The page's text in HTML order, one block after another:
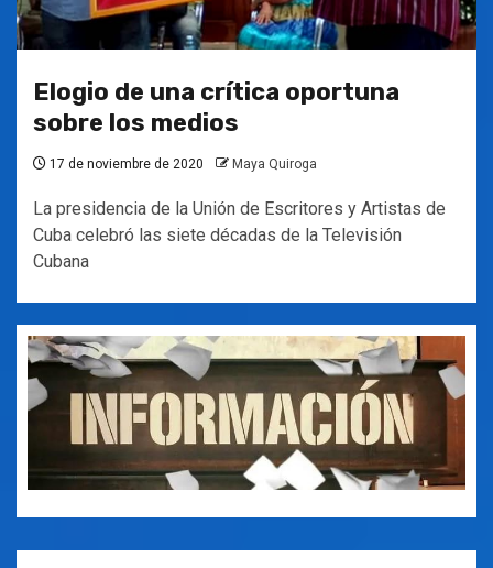
Elogio de una crítica oportuna
sobre los medios
17 de noviembre de 2020 Maya Quiroga
La presidencia de la Unión de Escritores y Artistas de
Cuba celebró las siete décadas de la Televisión
Cubana